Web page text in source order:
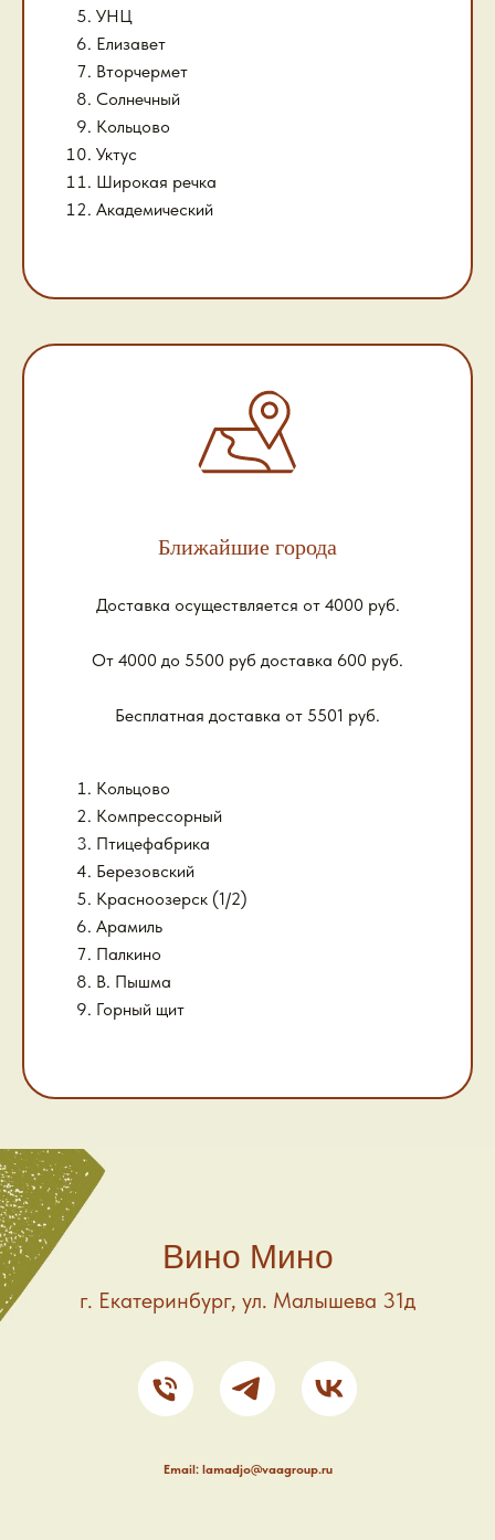
УНЦ
Елизавет
Вторчермет
Солнечный
Кольцово
Уктус
Широкая речка
Академический
Ближайшие города
Доставка осуществляется от 4000 руб.
От 4000 до 5500 руб доставка 600 руб.
Бесплатная доставка от 5501 руб.
Кольцово
Компрессорный
Птицефабрика
Березовский
Красноозерск (1/2)
Арамиль
Палкино
В. Пышма
Горный щит
Вино Мино
г. Екатеринбург, ул. Малышева 31д
Email: lamadjo@vaagroup.ru